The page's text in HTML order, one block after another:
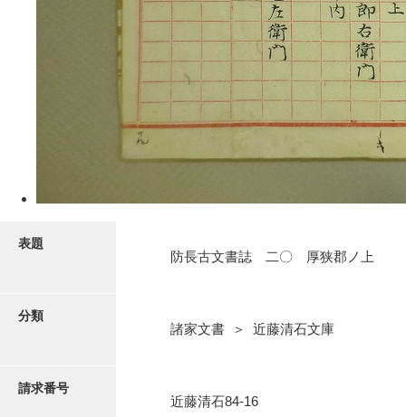
5ページ
6ページ
表題
防長古文書誌 二〇 厚狭郡ノ上
分類
諸家文書 ＞ 近藤清石文庫
請求番号
近藤清石84-16